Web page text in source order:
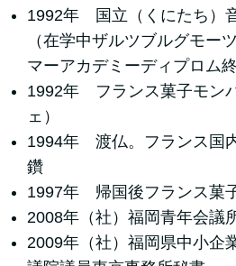
1992年 国立（くにたち）
（在学中ザルツブルグモー
マーアカデミーディプロム終
1992年 フランス菓子モン
ェ）
1994年 渡仏。フランス国
鑽
1997年 帰国後フランス菓
2008年（社）福岡青年会議
2009年（社）福岡県中小